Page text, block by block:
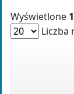
Wyświetlone
Liczba